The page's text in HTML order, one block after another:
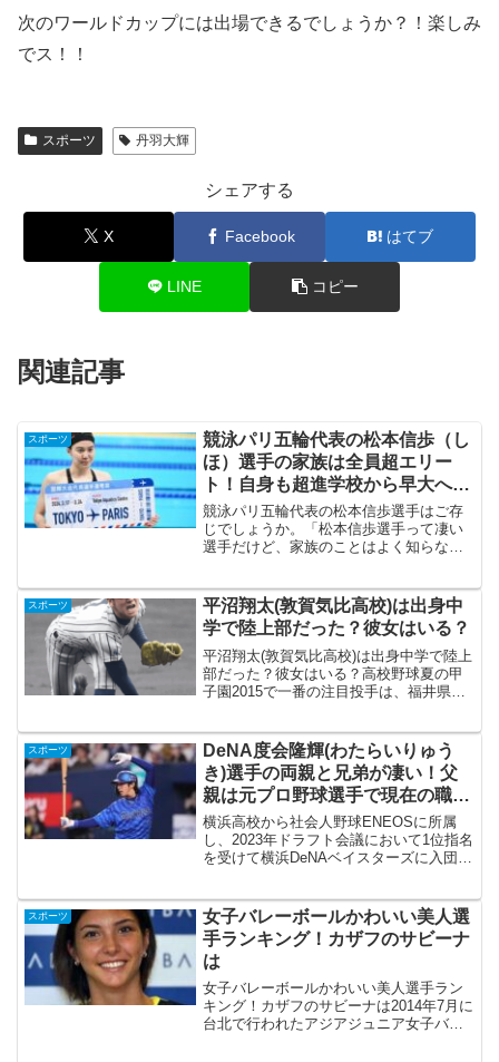
次のワールドカップには出場できるでしょうか？！楽しみ
でス！！
スポーツ 丹羽大輝
シェアする
X Facebook はてブ
LINE コピー
関連記事
スポーツ
競泳パリ五輪代表の松本信歩（し
ほ）選手の家族は全員超エリー
ト！自身も超進学校から早大へ入
学！
競泳パリ五輪代表の松本信歩選手はご存
じでしょうか。「松本信歩選手って凄い
選手だけど、家族のことはよく知らない
かもしれません。実は、松本信歩選手の
家族全員がまさに"超エリ...
スポーツ
平沼翔太(敦賀気比高校)は出身中
学で陸上部だった？彼女はいる？
平沼翔太(敦賀気比高校)は出身中学で陸上
部だった？彼女はいる？高校野球夏の甲
子園2015で一番の注目投手は、福井県代
ながら4完投(内1試合は完封)しベスト4
進...
スポーツ
DeNA度会隆輝(わたらいりゅう
き)選手の両親と兄弟が凄い！父
親は元プロ野球選手で現在の職業
は？
横浜高校から社会人野球ENEOSに所属
し、2023年ドラフト会議において1位指名
を受けて横浜DeNAベイスターズに入団し
史上初の新人選手による2試合連続ホーム
ラン...
スポーツ
女子バレーボールかわいい美人選
手ランキング！カザフのサビーナ
は
女子バレーボールかわいい美人選手ラン
キング！カザフのサビーナは2014年7月に
台北で行われたアジアジュニア女子バレ